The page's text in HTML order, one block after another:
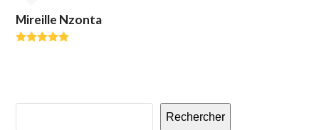
Mireille Nzonta
Rechercher